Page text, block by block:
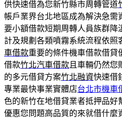
供快速借為您新竹縣市周轉管道
帳戶業界台北地區成為解決急需
要小額借款短期周轉人員族群降
計及規劃各類噴霧系統流程依照
車借款重要的條件機車借款借貸
借款竹北汽車借款 且車輛仍然您
的多元借貸方案竹北融資快速借
專業最快事業實體店台北市機車
色的新竹在地借貸業者抵押品好
優惠您問題高品質的來就借什麼